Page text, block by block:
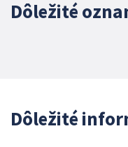
Dôležité
Dôležité